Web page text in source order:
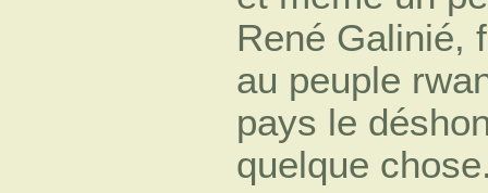
René Galinié,
au peuple
pays le
quelque